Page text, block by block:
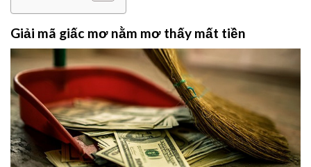
Giải mã giấc mơ nằm mơ thấy mất tiền